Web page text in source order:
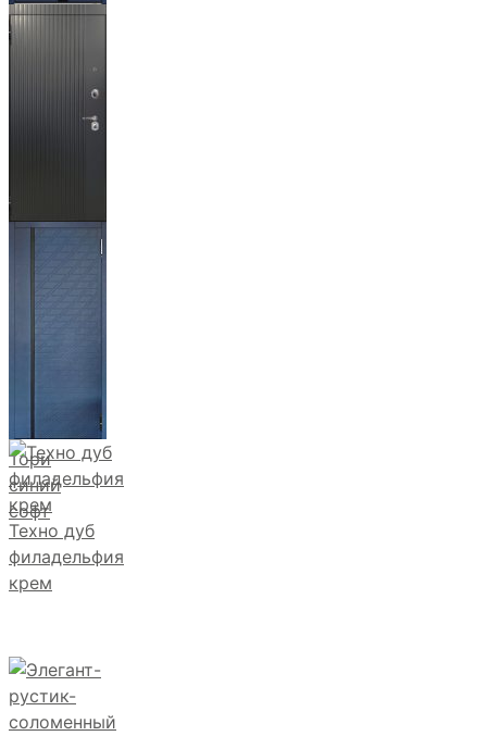
Бистури
фортеза
Тори
синий
софт
Техно дуб
филадельфия
крем